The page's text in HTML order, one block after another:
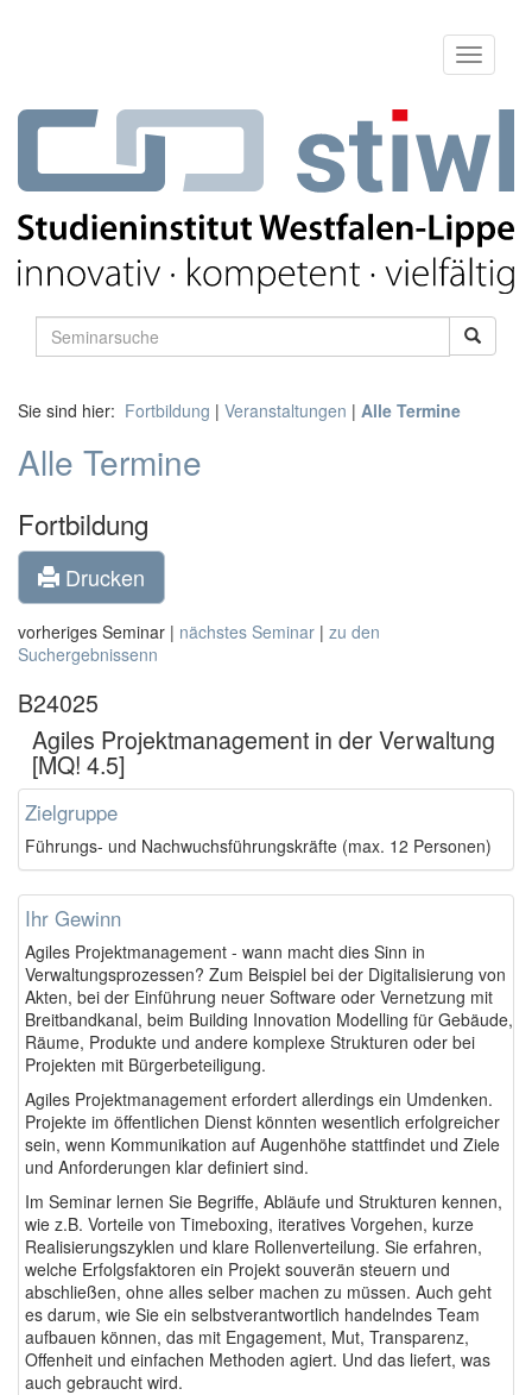
Sie sind hier: Fortbildung | Veranstaltungen | Alle Termine
Alle Termine
Fortbildung
Drucken
vorheriges Seminar | nächstes Seminar | zu den
Suchergebnissenn
B24025
Agiles Projektmanagement in der Verwaltung
[MQ! 4.5]
Zielgruppe
Führungs- und Nachwuchsführungskräfte (max. 12 Personen)
Ihr Gewinn
Agiles Projektmanagement - wann macht dies Sinn in
Verwaltungsprozessen? Zum Beispiel bei der Digitalisierung von
Akten, bei der Einführung neuer Software oder Vernetzung mit
Breitbandkanal, beim Building Innovation Modelling für Gebäude,
Räume, Produkte und andere komplexe Strukturen oder bei
Projekten mit Bürgerbeteiligung.
Agiles Projektmanagement erfordert allerdings ein Umdenken.
Projekte im öffentlichen Dienst könnten wesentlich erfolgreicher
sein, wenn Kommunikation auf Augenhöhe stattfindet und Ziele
und Anforderungen klar definiert sind.
Im Seminar lernen Sie Begriffe, Abläufe und Strukturen kennen,
wie z.B. Vorteile von Timeboxing, iteratives Vorgehen, kurze
Realisierungszyklen und klare Rollenverteilung. Sie erfahren,
welche Erfolgsfaktoren ein Projekt souverän steuern und
abschließen, ohne alles selber machen zu müssen. Auch geht
es darum, wie Sie ein selbstverantwortlich handelndes Team
aufbauen können, das mit Engagement, Mut, Transparenz,
Offenheit und einfachen Methoden agiert. Und das liefert, was
auch gebraucht wird.